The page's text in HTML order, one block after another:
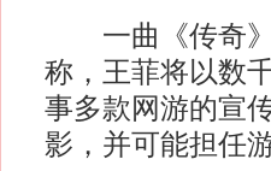
一曲《传奇》
称，王菲将以数
事多款网游的宣
影，并可能担任